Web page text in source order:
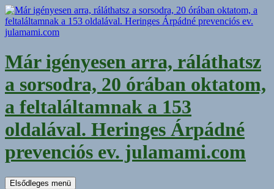
Kilépés
a
tartalomba
Már igényesen arra, ráláthatsz
a sorsodra, 20 órában oktatom,
a feltaláltamnak a 153
oldalával. Heringes Árpádné
prevenciós ev. julamami.com
Keresés
Elsődleges menü